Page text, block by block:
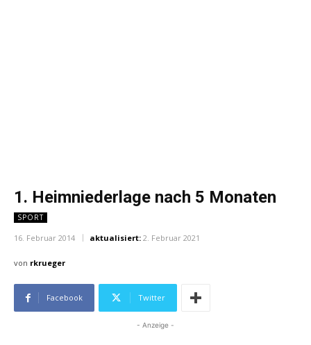
1. Heimniederlage nach 5 Monaten
SPORT
16. Februar 2014 aktualisiert: 2. Februar 2021
von rkrueger
Facebook Twitter
- Anzeige -